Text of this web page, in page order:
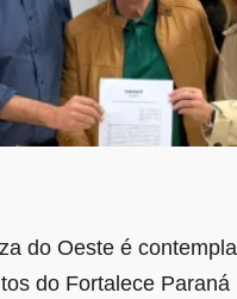
do Oeste é
do Fortalece